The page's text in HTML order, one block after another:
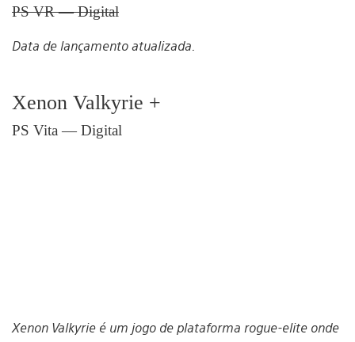
PS VR — Digital
Data de lançamento atualizada.
Xenon Valkyrie +
PS Vita — Digital
Xenon Valkyrie é um jogo de plataforma rogue-elite onde